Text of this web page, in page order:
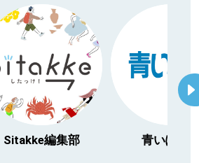
青いぽすと
「北海道３大